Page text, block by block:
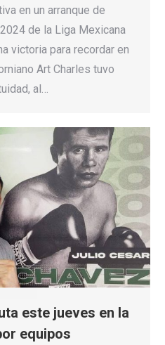
en un arranque de
de la Liga Mexicana
victoria para recordar en
Art Charles tuvo
al…
este jueves en la
equipos